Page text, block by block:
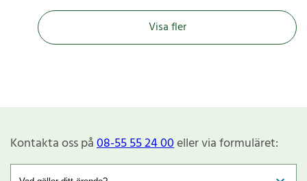
Visa fler
Kontakta oss på08-55 55 24 00eller via formuläret: